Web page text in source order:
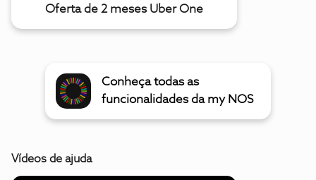
Oferta de 2 meses Uber One
Conheça todas as
funcionalidades da my NOS
Vídeos de ajuda